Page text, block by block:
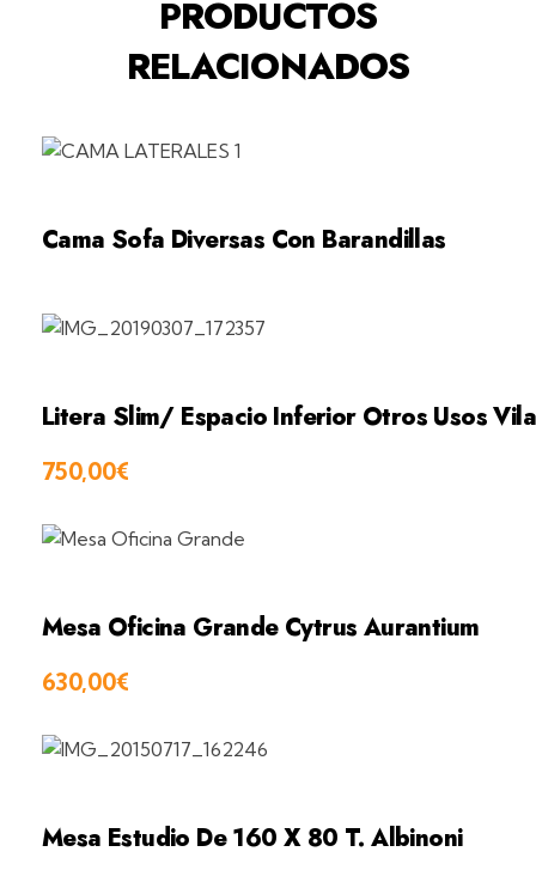
PRODUCTOS
RELACIONADOS
Cama Sofa Diversas Con Barandillas
Litera Slim/ Espacio Inferior Otros Usos
750,00€
Mesa Oficina Grande Cytrus Aurantium
630,00€
Mesa Estudio De 160 X 80 T. Albinoni